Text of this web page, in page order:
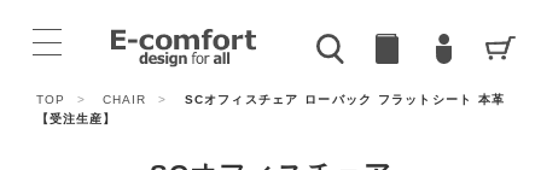
TOP > CHAIR >
SCオフィスチェア ローバック フラットシート 本革
【受注生産】